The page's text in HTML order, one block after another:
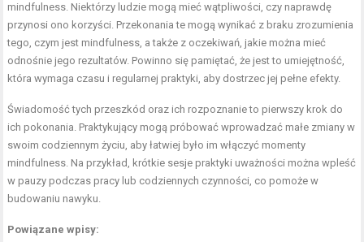
mindfulness. Niektórzy ludzie mogą mieć wątpliwości, czy naprawdę
przynosi ono korzyści. Przekonania te mogą wynikać z braku zrozumienia
tego, czym jest mindfulness, a także z oczekiwań, jakie można mieć
odnośnie jego rezultatów. Powinno się pamiętać, że jest to umiejętność,
która wymaga czasu i regularnej praktyki, aby dostrzec jej pełne efekty.
Świadomość tych przeszkód oraz ich rozpoznanie to pierwszy krok do
ich pokonania. Praktykujący mogą próbować wprowadzać małe zmiany w
swoim codziennym życiu, aby łatwiej było im włączyć momenty
mindfulness. Na przykład, krótkie sesje praktyki uważności można wpleść
w pauzy podczas pracy lub codziennych czynności, co pomoże w
budowaniu nawyku.
Powiązane wpisy: